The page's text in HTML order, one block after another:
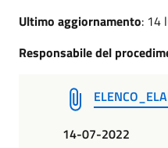
Ultimo aggiornamento: 14
Responsabile del
14-07-2022